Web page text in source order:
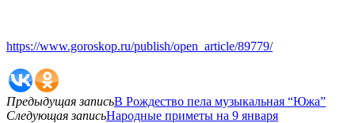
https://www.goroskop.ru/publish/open_article/89779/
Предыдущая записьВ Рождество пела музыкальная “Южа”
Следующая записьНародные приметы на 9 января